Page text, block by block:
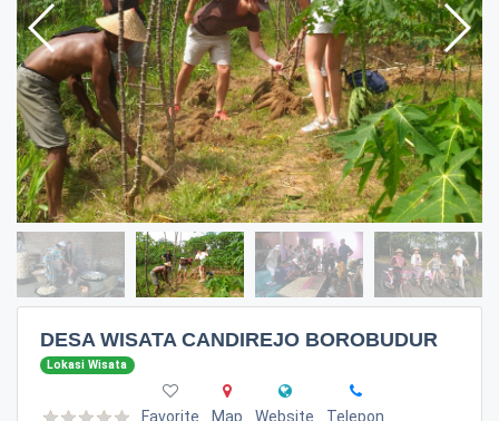
DESA WISATA CANDIREJO BOROBUDUR
Lokasi Wisata
Favorite Map Website Telepon